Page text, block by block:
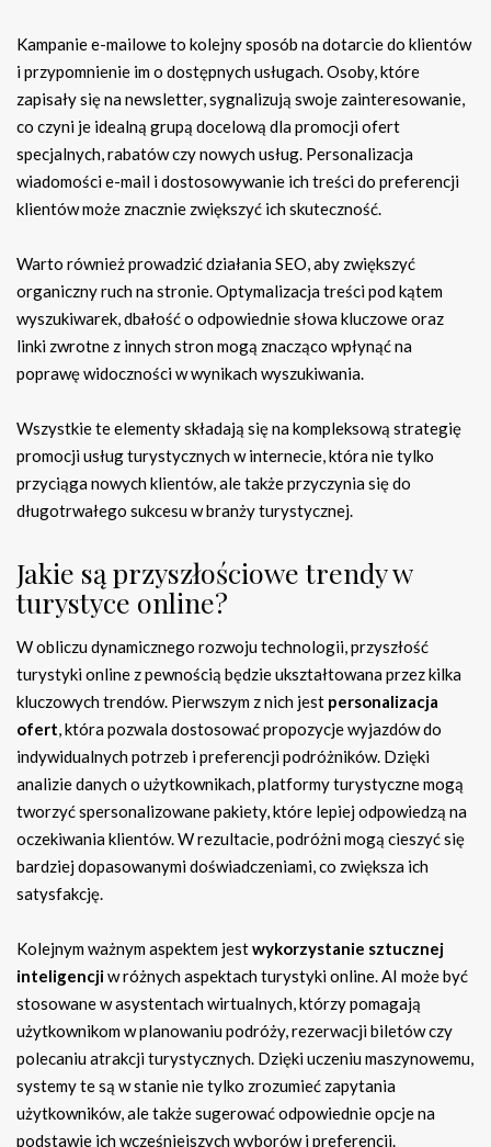
Kampanie e-mailowe to kolejny sposób na dotarcie do klientów
i przypomnienie im o dostępnych usługach. Osoby, które
zapisały się na newsletter, sygnalizują swoje zainteresowanie,
co czyni je idealną grupą docelową dla promocji ofert
specjalnych, rabatów czy nowych usług. Personalizacja
wiadomości e-mail i dostosowywanie ich treści do preferencji
klientów może znacznie zwiększyć ich skuteczność.
Warto również prowadzić działania SEO, aby zwiększyć
organiczny ruch na stronie. Optymalizacja treści pod kątem
wyszukiwarek, dbałość o odpowiednie słowa kluczowe oraz
linki zwrotne z innych stron mogą znacząco wpłynąć na
poprawę widoczności w wynikach wyszukiwania.
Wszystkie te elementy składają się na kompleksową strategię
promocji usług turystycznych w internecie, która nie tylko
przyciąga nowych klientów, ale także przyczynia się do
długotrwałego sukcesu w branży turystycznej.
Jakie są przyszłościowe trendy w
turystyce online?
W obliczu dynamicznego rozwoju technologii, przyszłość
turystyki online z pewnością będzie ukształtowana przez kilka
kluczowych trendów. Pierwszym z nich jest personalizacja
ofert, która pozwala dostosować propozycje wyjazdów do
indywidualnych potrzeb i preferencji podróżników. Dzięki
analizie danych o użytkownikach, platformy turystyczne mogą
tworzyć spersonalizowane pakiety, które lepiej odpowiedzą na
oczekiwania klientów. W rezultacie, podróżni mogą cieszyć się
bardziej dopasowanymi doświadczeniami, co zwiększa ich
satysfakcję.
Kolejnym ważnym aspektem jestwykorzystanie sztucznej
inteligencjiw różnych aspektach turystyki online. AI może być
stosowane w asystentach wirtualnych, którzy pomagają
użytkownikom w planowaniu podróży, rezerwacji biletów czy
polecaniu atrakcji turystycznych. Dzięki uczeniu maszynowemu,
systemy te są w stanie nie tylko zrozumieć zapytania
użytkowników, ale także sugerować odpowiednie opcje na
podstawie ich wcześniejszych wyborów i preferencji.